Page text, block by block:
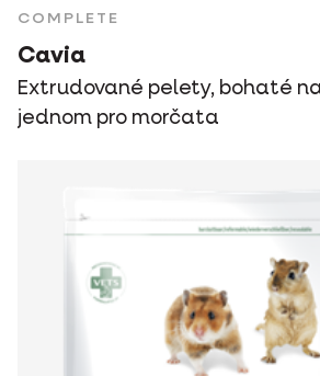
COMPLETE
Cavia
Extrudované pelety, bohaté
jednom pro morčata